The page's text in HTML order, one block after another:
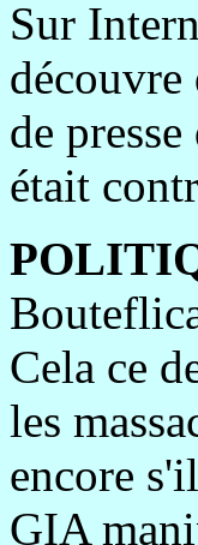
Sur
découvre
de
était
Cela ce
les
encore
GIA